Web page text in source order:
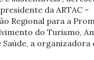
da ARTAC –
Regional para a
do Turismo,
Saúde, a organizadora